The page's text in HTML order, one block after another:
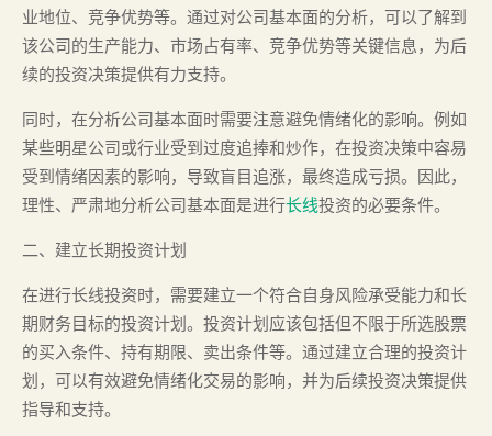
业地位、竞争优势等。通过对公司基本面的分析，可以了解到
该公司的生产能力、市场占有率、竞争优势等关键信息，为后
续的投资决策提供有力支持。
同时，在分析公司基本面时需要注意避免情绪化的影响。例如
某些明星公司或行业受到过度追捧和炒作，在投资决策中容易
受到情绪因素的影响，导致盲目追涨，最终造成亏损。因此，
理性、严肃地分析公司基本面是进行长线投资的必要条件。
二、建立长期投资计划
在进行长线投资时，需要建立一个符合自身风险承受能力和长
期财务目标的投资计划。投资计划应该包括但不限于所选股票
的买入条件、持有期限、卖出条件等。通过建立合理的投资计
划，可以有效避免情绪化交易的影响，并为后续投资决策提供
指导和支持。